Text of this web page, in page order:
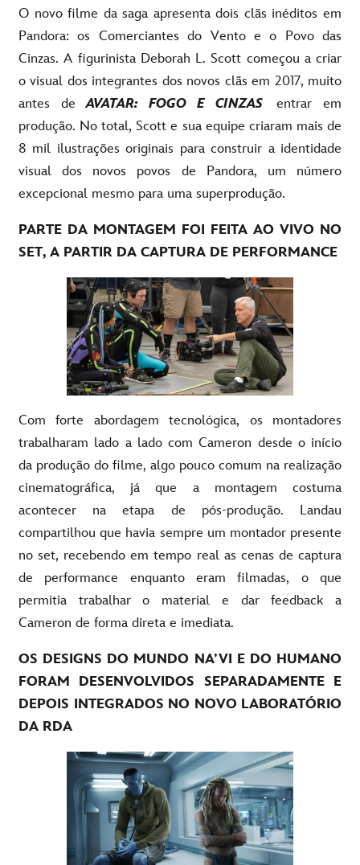
O novo filme da saga apresenta dois clãs inéditos em
Pandora: os Comerciantes do Vento e o Povo das
Cinzas. A figurinista Deborah L. Scott começou a criar
o visual dos integrantes dos novos clãs em 2017, muito
antes deAVATAR: FOGO E CINZASentrar em
produção. No total, Scott e sua equipe criaram mais de
8 mil ilustrações originais para construir a identidade
visual dos novos povos de Pandora, um número
excepcional mesmo para uma superprodução.
PARTE DA MONTAGEM FOI FEITA AO VIVO NO
SET, A PARTIR DA CAPTURA DE PERFORMANCE
Com forte abordagem tecnológica, os montadores
trabalharam lado a lado com Cameron desde o início
da produção do filme, algo pouco comum na realização
cinematográfica, já que a montagem costuma
acontecer na etapa de pós-produção. Landau
compartilhou que havia sempre um montador presente
no set, recebendo em tempo real as cenas de captura
de performance enquanto eram filmadas, o que
permitia trabalhar o material e dar feedback a
Cameron de forma direta e imediata.
OS DESIGNS DO MUNDO NA’VI E DO HUMANO
FORAM DESENVOLVIDOS SEPARADAMENTE E
DEPOIS INTEGRADOS NO NOVO LABORATÓRIO
DA RDA